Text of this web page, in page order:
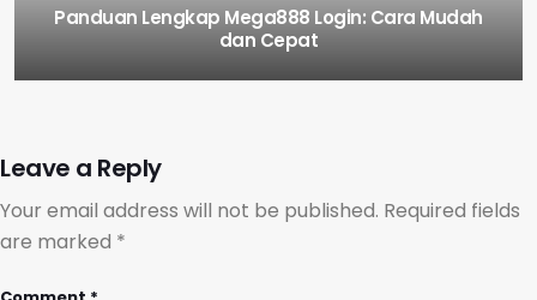
Panduan Lengkap Mega888 Login: Cara Mudah
dan Cepat
Leave a Reply
Your email address will not be published. Required fields
are marked *